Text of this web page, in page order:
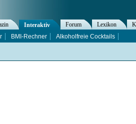
Interaktiv Forum Lexikon
BMI-Rechner Alkoholfreie Cocktails